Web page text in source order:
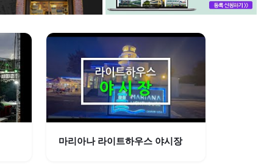
마리아나 라이트하우스 야시장